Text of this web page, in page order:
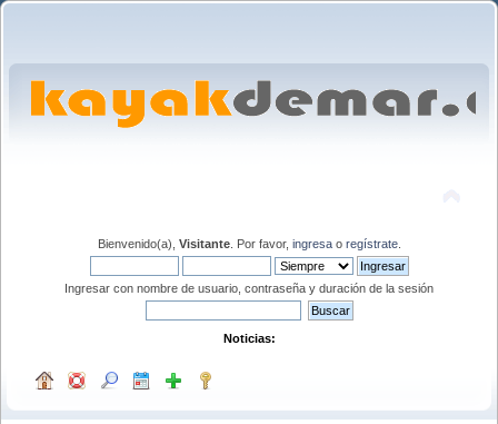
Bienvenido(a), Visitante. Por favor, ingresao regístrate.
Ingresar con nombre de usuario, contraseña y duración de la sesión
Noticias: